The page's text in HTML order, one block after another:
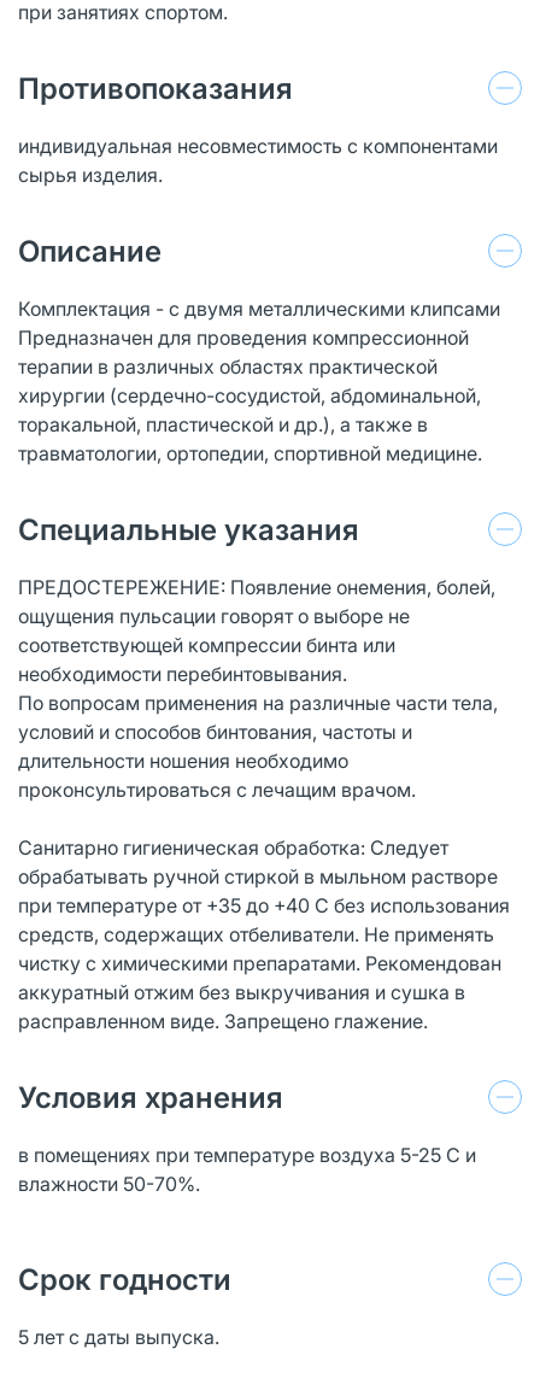
при занятиях спортом.
Противопоказания
индивидуальная несовместимость с компонентами
сырья изделия.
Описание
Комплектация - с двумя металлическими клипсами
Предназначен для проведения компрессионной
терапии в различных областях практической
хирургии (сердечно-сосудистой, абдоминальной,
торакальной, пластической и др.), а также в
травматологии, ортопедии, спортивной медицине.
Специальные указания
ПРЕДОСТЕРЕЖЕНИЕ: Появление онемения, болей,
ощущения пульсации говорят о выборе не
соответствующей компрессии бинта или
необходимости перебинтовывания.
По вопросам применения на различные части тела,
условий и способов бинтования, частоты и
длительности ношения необходимо
проконсультироваться с лечащим врачом.
Санитарно гигиеническая обработка: Следует
обрабатывать ручной стиркой в мыльном растворе
при температуре от +35 до +40 С без использования
средств, содержащих отбеливатели. Не применять
чистку с химическими препаратами. Рекомендован
аккуратный отжим без выкручивания и сушка в
расправленном виде. Запрещено глажение.
Условия хранения
в помещениях при температуре воздуха 5-25 С и
влажности 50-70%.
Срок годности
5 лет с даты выпуска.